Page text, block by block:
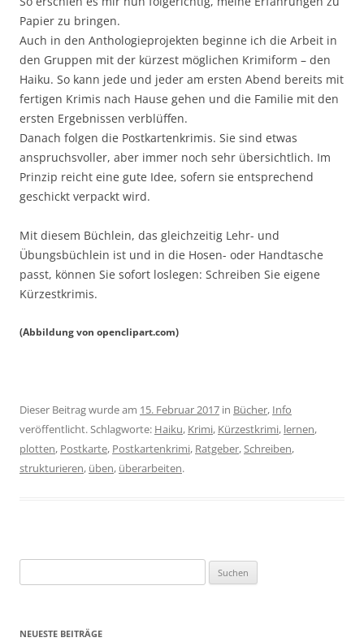
Papier zu bringen.
Auch in den Anthologieprojekten beginne ich die Arbeit in
den Gruppen mit der kürzest möglichen Krimiform – den
Haiku. So kann jede und jeder am ersten Abend bereits mit
fertigen Krimis nach Hause gehen und die Familie mit den
ersten Ergebnissen verblüffen.
Danach folgen die Postkartenkrimis. Sie sind etwas
anspruchsvoller, aber immer noch sehr übersichtlich. Im
Prinzip reicht eine gute Idee, sofern sie entsprechend
geschickt verpackt wird.
Mit diesem Büchlein, das gleichzeitig Lehr- und
Übungsbüchlein ist und in die Hosen- oder Handtasche
passt, können Sie sofort loslegen: Schreiben Sie eigene
Kürzestkrimis.
(Abbildung von openclipart.com)
Dieser Beitrag wurde am 15. Februar 2017 in Bücher, Info
veröffentlicht. Schlagworte: Haiku, Krimi, Kürzestkrimi, lernen,
plotten, Postkarte, Postkartenkrimi, Ratgeber,Schreiben,
strukturieren, üben, überarbeiten.
nach:
NEUESTE BEITRÄGE